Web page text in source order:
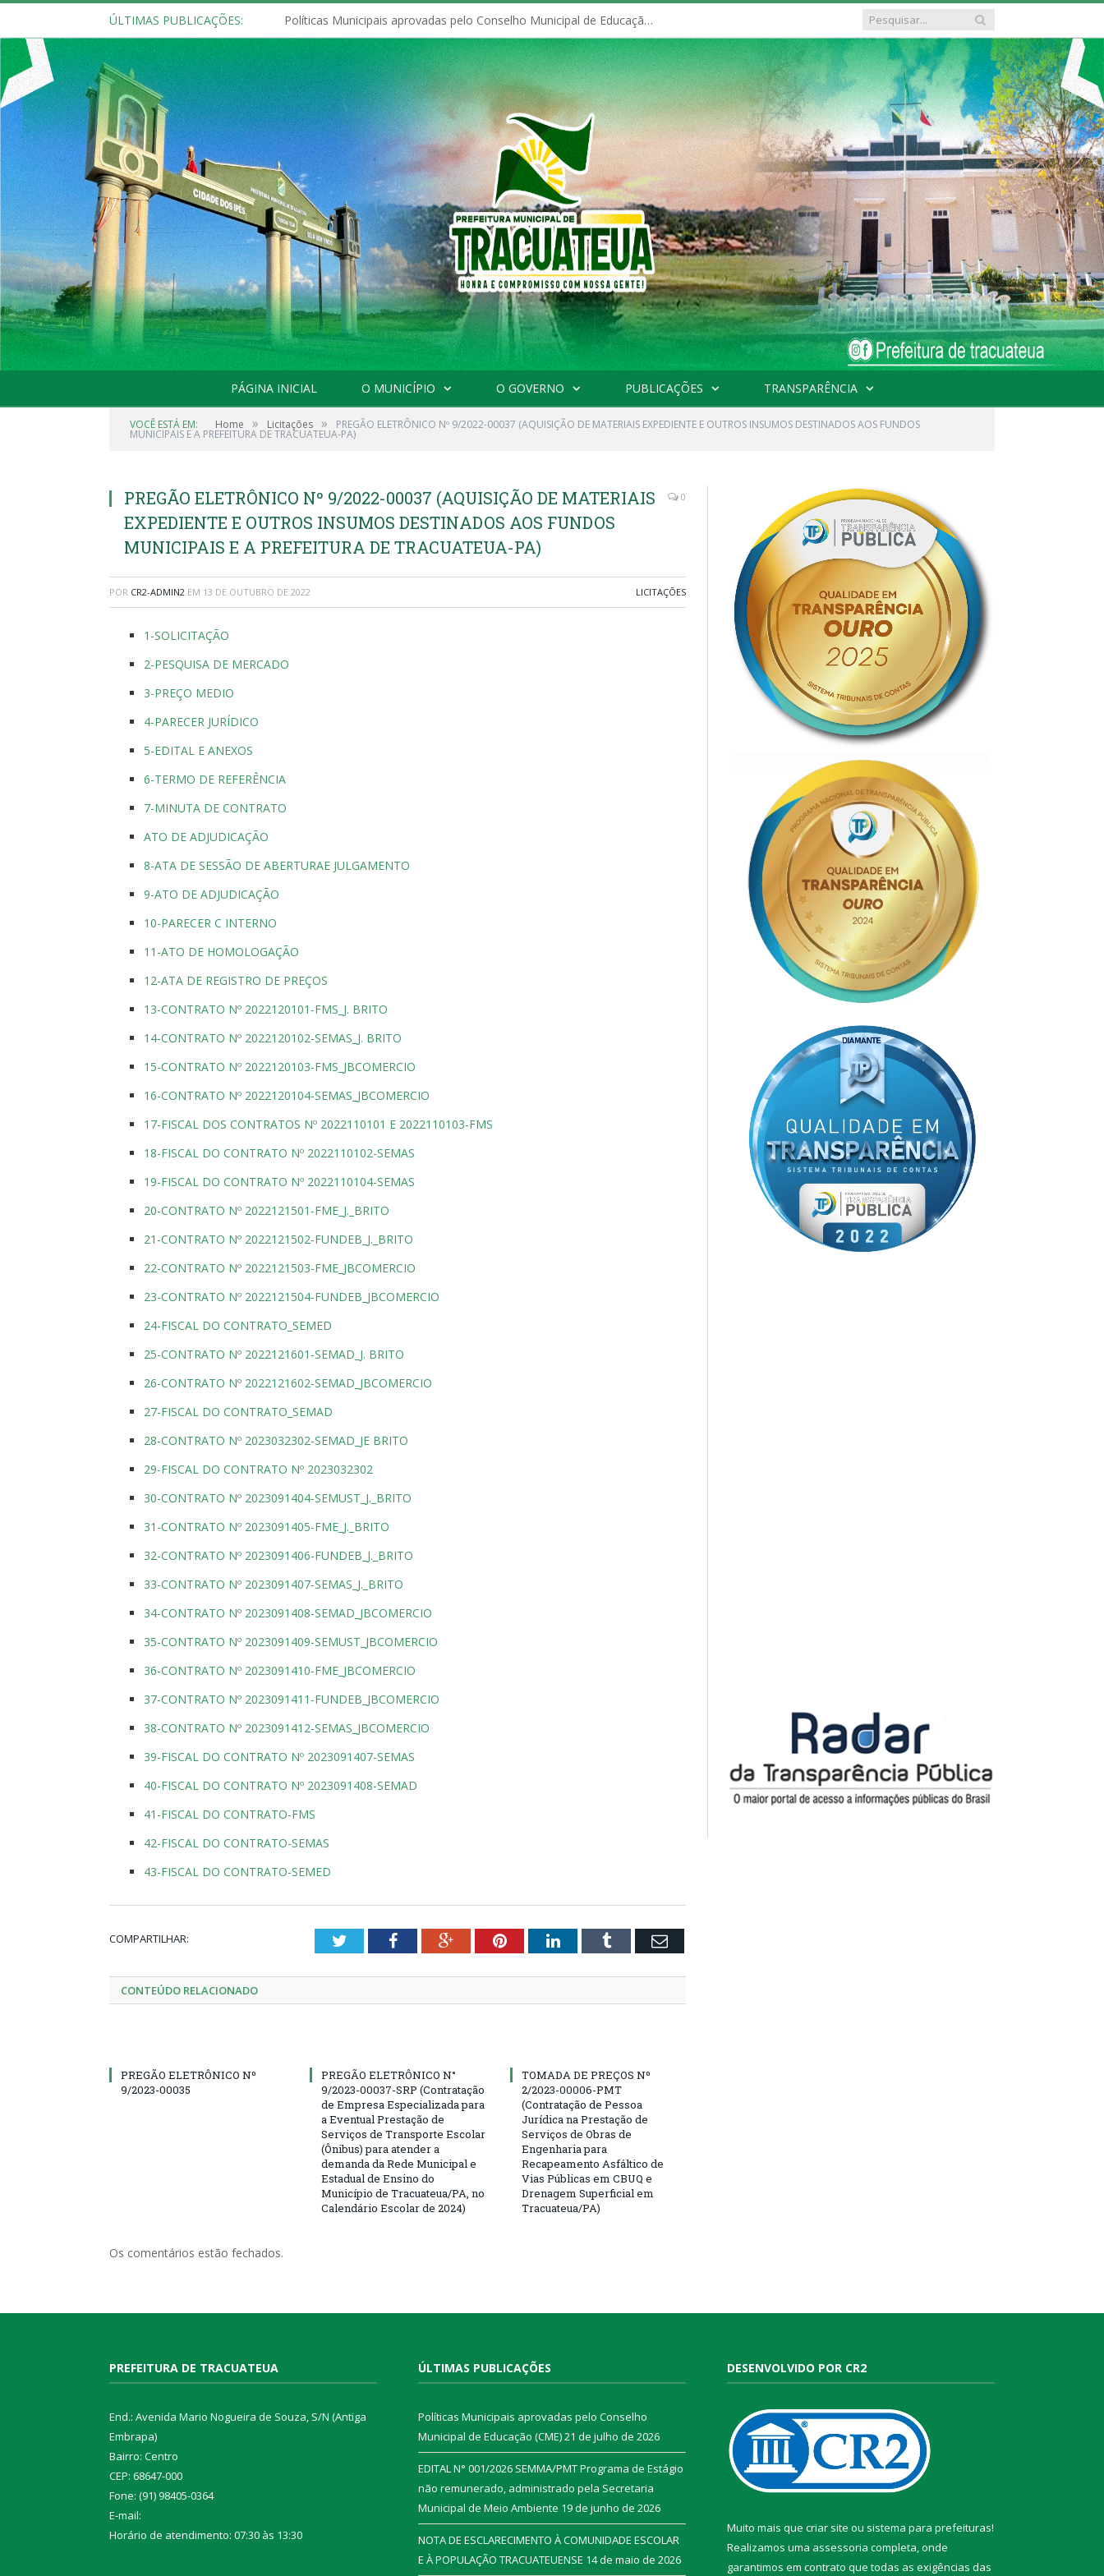
ÚLTIMAS PUBLICAÇÕES: Políticas Municipais aprovadas pelo Conselho Municipal de Educação (CME)
PÁGINA INICIAL O MUNICÍPIO O GOVERNO PUBLICAÇÕES TRANSPARÊNCIA
VOCÊ ESTÁ EM: Home » Licitações » PREGÃO ELETRÔNICO Nº 9/2022-00037 (AQUISIÇÃO DE MATERIAIS EXPEDIENTE E OUTROS INSUMOS DESTINADOS AOS FUNDOS
MUNICIPAIS E A PREFEITURA DE TRACUATEUA-PA)
PREGÃO ELETRÔNICO Nº 9/2022-00037 (AQUISIÇÃO DE MATERIAIS
EXPEDIENTE E OUTROS INSUMOS DESTINADOS AOS FUNDOS
MUNICIPAIS E A PREFEITURA DE TRACUATEUA-PA)
0
POR CR2-ADMIN2 EM 13 DE OUTUBRO DE 2022 LICITAÇÕES
1-SOLICITAÇÃO
2-PESQUISA DE MERCADO
3-PREÇO MEDIO
4-PARECER JURÍDICO
5-EDITAL E ANEXOS
6-TERMO DE REFERÊNCIA
7-MINUTA DE CONTRATO
ATO DE ADJUDICAÇÃO
8-ATA DE SESSÃO DE ABERTURAE JULGAMENTO
9-ATO DE ADJUDICAÇÃO
10-PARECER C INTERNO
11-ATO DE HOMOLOGAÇÃO
12-ATA DE REGISTRO DE PREÇOS
13-CONTRATO Nº 2022120101-FMS_J. BRITO
14-CONTRATO Nº 2022120102-SEMAS_J. BRITO
15-CONTRATO Nº 2022120103-FMS_JBCOMERCIO
16-CONTRATO Nº 2022120104-SEMAS_JBCOMERCIO
17-FISCAL DOS CONTRATOS Nº 2022110101 E 2022110103-FMS
18-FISCAL DO CONTRATO Nº 2022110102-SEMAS
19-FISCAL DO CONTRATO Nº 2022110104-SEMAS
20-CONTRATO Nº 2022121501-FME_J._BRITO
21-CONTRATO Nº 2022121502-FUNDEB_J._BRITO
22-CONTRATO Nº 2022121503-FME_JBCOMERCIO
23-CONTRATO Nº 2022121504-FUNDEB_JBCOMERCIO
24-FISCAL DO CONTRATO_SEMED
25-CONTRATO Nº 2022121601-SEMAD_J. BRITO
26-CONTRATO Nº 2022121602-SEMAD_JBCOMERCIO
27-FISCAL DO CONTRATO_SEMAD
28-CONTRATO Nº 2023032302-SEMAD_JE BRITO
29-FISCAL DO CONTRATO Nº 2023032302
30-CONTRATO Nº 2023091404-SEMUST_J._BRITO
31-CONTRATO Nº 2023091405-FME_J._BRITO
32-CONTRATO Nº 2023091406-FUNDEB_J._BRITO
33-CONTRATO Nº 2023091407-SEMAS_J._BRITO
34-CONTRATO Nº 2023091408-SEMAD_JBCOMERCIO
35-CONTRATO Nº 2023091409-SEMUST_JBCOMERCIO
36-CONTRATO Nº 2023091410-FME_JBCOMERCIO
37-CONTRATO Nº 2023091411-FUNDEB_JBCOMERCIO
38-CONTRATO Nº 2023091412-SEMAS_JBCOMERCIO
39-FISCAL DO CONTRATO Nº 2023091407-SEMAS
40-FISCAL DO CONTRATO Nº 2023091408-SEMAD
41-FISCAL DO CONTRATO-FMS
42-FISCAL DO CONTRATO-SEMAS
43-FISCAL DO CONTRATO-SEMED
COMPARTILHAR: TwitterFacebookGoogle+PinterestLinkedInTumblr Email
CONTEÚDO RELACIONADO
PREGÃO ELETRÔNICO Nº
9/2023-00035
PREGÃO ELETRÔNICO N°
9/2023-00037-SRP (Contratação
de Empresa Especializada para
a Eventual Prestação de
Serviços de Transporte Escolar
(Ônibus) para atender a
demanda da Rede Municipal e
Estadual de Ensino do
Município de Tracuateua/PA, no
Calendário Escolar de 2024)
TOMADA DE PREÇOS Nº
2/2023-00006-PMT
(Contratação de Pessoa
Jurídica na Prestação de
Serviços de Obras de
Engenharia para
Recapeamento Asfáltico de
Vias Públicas em CBUQ e
Drenagem Superficial em
Tracuateua/PA)
Os comentários estão fechados.
PREFEITURA DE TRACUATEUA
End.: Avenida Mario Nogueira de Souza, S/N (Antiga
Embrapa)
Bairro: Centro
CEP: 68647-000
Fone: (91) 98405-0364
E-mail:
Horário de atendimento: 07:30 às 13:30
ÚLTIMAS PUBLICAÇÕES
Políticas Municipais aprovadas pelo Conselho
Municipal de Educação (CME)21 de julho de 2026
EDITAL N° 001/2026 SEMMA/PMT Programa de Estágio
não remunerado, administrado pela Secretaria
Municipal de Meio Ambiente 19 de junho de 2026
NOTA DE ESCLARECIMENTO À COMUNIDADE ESCOLAR
E À POPULAÇÃO TRACUATEUENSE 14 de maio de 2026
DESENVOLVIDO POR CR2
Muito mais que criar site ou sistema para prefeituras!
Realizamos uma assessoria completa, onde
garantimos em contrato que todas as exigências das